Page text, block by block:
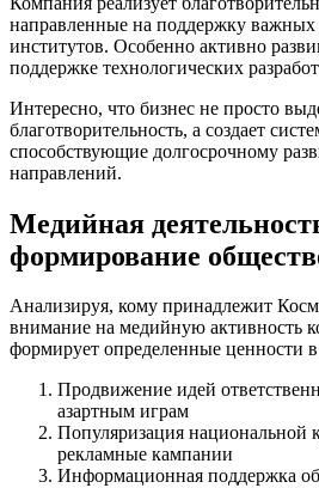
направленные на поддержку
институтов. Особенно активно
поддержке технологических
Интересно, что бизнес не просто
благотворительность, а создает
способствующие долгосрочному
направлений.
Медийная
формирование
Анализируя, кому принадлежит
внимание на медийную активность
формирует определенные ценности
Продвижение идей
азартным играм
Популяризация национальной
рекламные кампании
Информационная поддержка